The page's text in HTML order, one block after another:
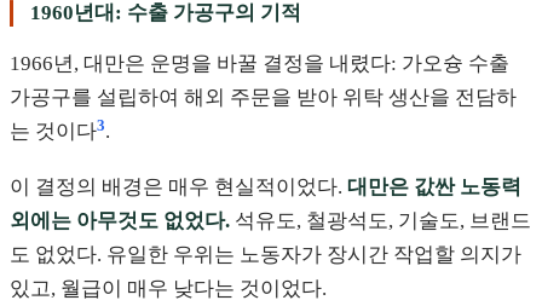
1960년대: 수출 가공구의 기적
1966년, 대만은 운명을 바꿀 결정을 내렸다: 가오슝 수출
가공구를 설립하여 해외 주문을 받아 위탁 생산을 전담하
는 것이다3.
이 결정의 배경은 매우 현실적이었다. 대만은 값싼 노동력
외에는 아무것도 없었다. 석유도, 철광석도, 기술도, 브랜드
도 없었다. 유일한 우위는 노동자가 장시간 작업할 의지가
있고, 월급이 매우 낮다는 것이었다.